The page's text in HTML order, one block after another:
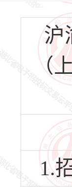
沪
（
1.